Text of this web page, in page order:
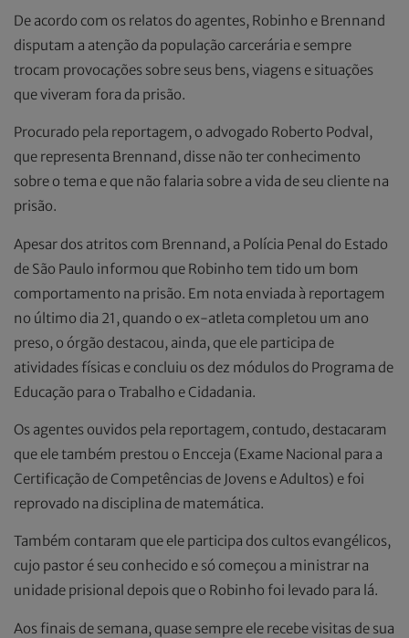
De acordo com os relatos do agentes, Robinho e Brennand
disputam a atenção da população carcerária e sempre
trocam provocações sobre seus bens, viagens e situações
que viveram fora da prisão.
Procurado pela reportagem, o advogado Roberto Podval,
que representa Brennand, disse não ter conhecimento
sobre o tema e que não falaria sobre a vida de seu cliente na
prisão.
Apesar dos atritos com Brennand, a Polícia Penal do Estado
de São Paulo informou que Robinho tem tido um bom
comportamento na prisão. Em nota enviada à reportagem
no último dia 21, quando o ex-atleta completou um ano
preso, o órgão destacou, ainda, que ele participa de
atividades físicas e concluiu os dez módulos do Programa de
Educação para o Trabalho e Cidadania.
Os agentes ouvidos pela reportagem, contudo, destacaram
que ele também prestou o Encceja (Exame Nacional para a
Certificação de Competências de Jovens e Adultos) e foi
reprovado na disciplina de matemática.
Também contaram que ele participa dos cultos evangélicos,
cujo pastor é seu conhecido e só começou a ministrar na
unidade prisional depois que o Robinho foi levado para lá.
Aos finais de semana, quase sempre ele recebe visitas de sua